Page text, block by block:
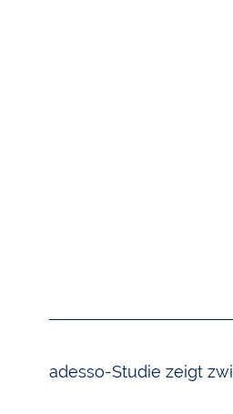
adesso-Studie zeigt